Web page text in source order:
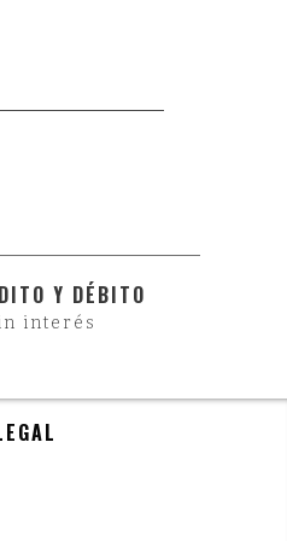
Y DÉBITO
interés